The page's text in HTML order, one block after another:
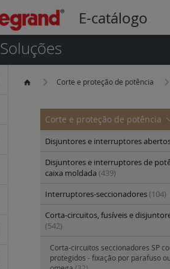
E-catálogo
Soluções
Corte e proteção de potência
Corte e proteção de potência
Disjuntores e interruptores
Disjuntores e interruptores de
caixa moldada (439)
Interruptores-seccionadores(104)
Corta-circuitos, fusíveis e
(542)
Corta-circuitos seccionadores SP
protegidos - fixação por parafuso